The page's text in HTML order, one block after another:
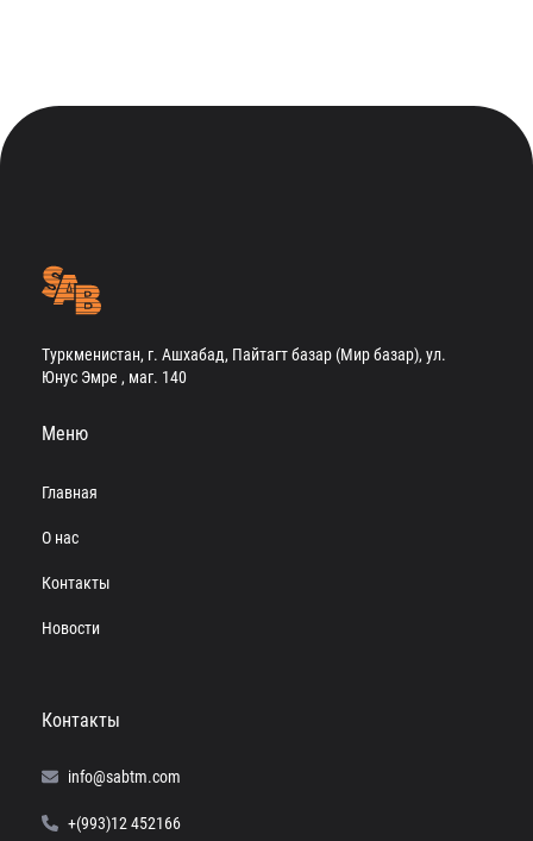
Туркменистан, г. Ашхабад, Пайтагт базар (Мир базар), ул.
Юнус Эмре , маг. 140
Меню
Главная
О нас
Контакты
Новости
Контакты
info@sabtm.com
+(993)12 452166